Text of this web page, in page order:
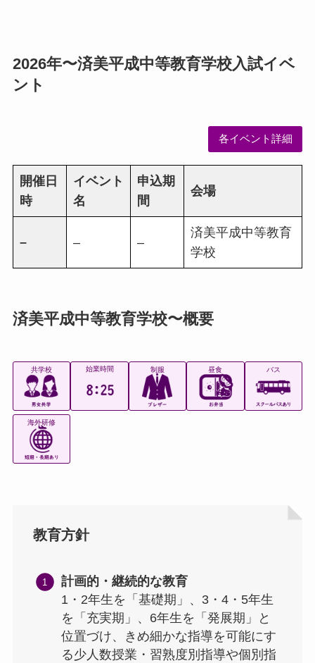
2026年〜済美平成中等教育学校入試イベ
ント
各イベント詳細
開催日
時
イベント
名
申込期
間
会場
– – –
済美平成中等教育
学校
済美平成中等教育学校〜概要
共学校 始業時間 制服 昼食 バス
海外研修
教育方針
計画的・継続的な教育
1・2年生を「基礎期」、3・4・5年生
を「充実期」、6年生を「発展期」と
位置づけ、きめ細かな指導を可能にす
る少人数授業・習熟度別指導や個別指